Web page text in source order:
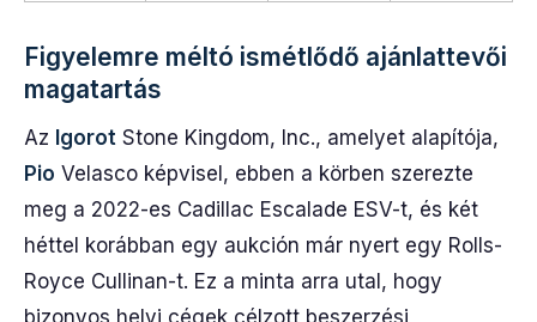
Figyelemre méltó ismétlődő ajánlattevői
magatartás
Az Igorot Stone Kingdom, Inc., amelyet alapítója,
Pio Velasco képvisel, ebben a körben szerezte
meg a 2022-es Cadillac Escalade ESV-t, és két
héttel korábban egy aukción már nyert egy Rolls-
Royce Cullinan-t. Ez a minta arra utal, hogy
bizonyos helyi cégek célzott beszerzési